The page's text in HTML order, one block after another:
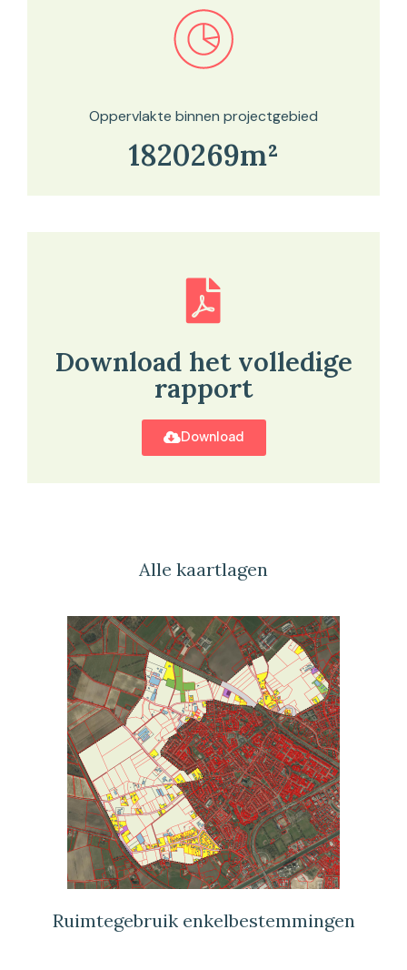
Bekijk in onze kaartviewer
Oppervlakte binnen projectgebied
1820269m²
Download het volledige
rapport
Download
Alle kaartlagen
Ruimtegebruik enkelbestemmingen